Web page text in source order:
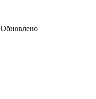
Обновлено